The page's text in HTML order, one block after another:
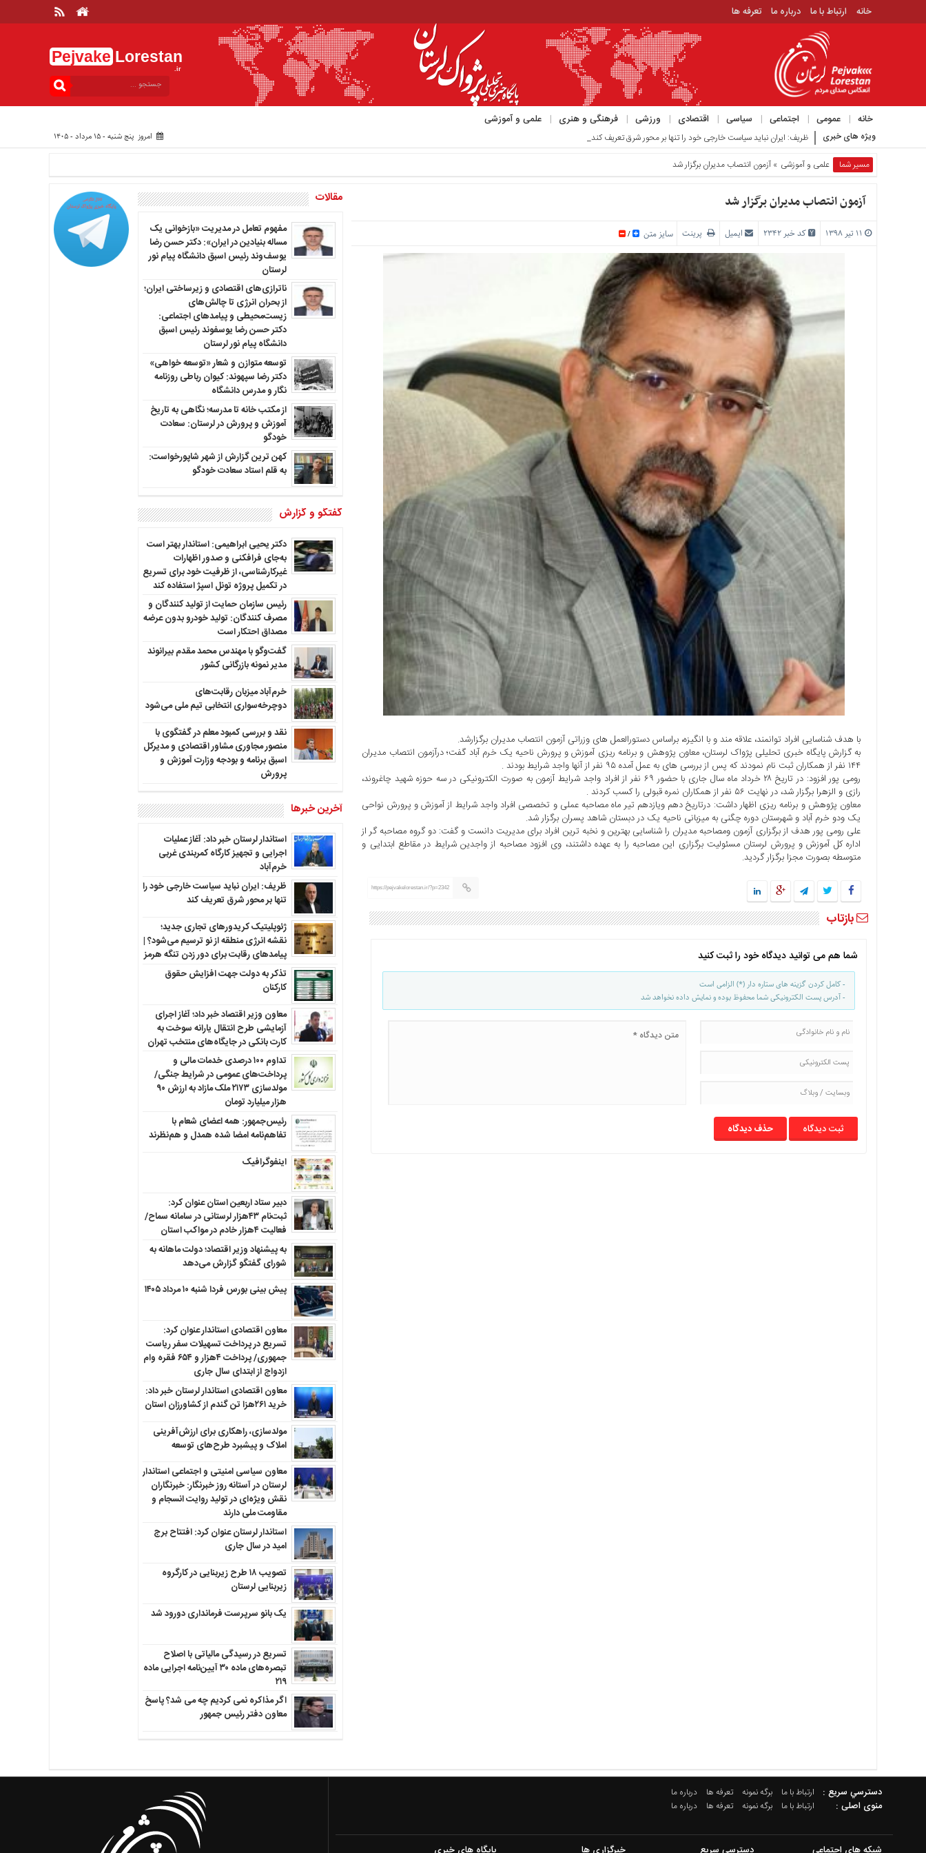
خانه ارتباط با ما درباره ما تعرفه ها
Pejvake Lorestan
.ir
خانه عمومی اجتماعی سیاسی اقتصادی ورزشی فرهنگی و هنری علمی و آموزشی
ارتباط
ویژه های خبری ظریف: ایران نباید سیاست خارجی خود را تنها بر محور شرق تعریف کند_ امروز پنج شنبه - ۱۵ مرداد - ۱۴۰۵
مسیر شما علمی و آموزشی » آزمون انتصاب مدیران برگزار شد
آزمون انتصاب مدیران برگزار شد
کد خبر 2342 ایمیل پرینت سایز متن /
با هدف شناسایی افراد توانمند، علاقه مند و با انگیزه، براساس دستورالعمل های وزراتی آزمون انتصاب مدیران برگزارشد.
به گزارش پایگاه خبری تحلیلی پژواک لرستان، معاون پژوهش و برنامه ریزی آموزش و پرورش ناحیه یک خرم آباد گفت؛ درآزمون انتصاب مدیران
۱۴۴ نفر از همکاران ثبت نام نمودند که پس از بررسی های به عمل آمده ۹۵ نفر از آنها واجد شرایط بودند .
رومی پور افزود: در تاریخ ۲۸ خرداد ماه سال جاری با حضور ۶۹ نفر از افراد واجد شرایط آزمون به صورت الکترونیکی در سه حوزه شهید چاغروند،
رازی و الزهرا برگزار شد، در نهایت ۵۶ نفر از همکاران نمره قبولی را کسب کردند .
معاون پژوهش و برنامه ریزی اظهار داشت: درتاریخ دهم ویازدهم تیر ماه مصاحبه عملی و تخصصی افراد واجد شرایط از آموزش و پرورش نواحی
یک ودو خرم آباد و شهرستان دوره چگنی به میزبانی ناحیه یک در دبستان شاهد پسران برگزار شد.
علی رومی پور هدف از برگزاری آزمون ومصاحبه مدیران را شناسایی بهترین و نخبه ترین افراد برای مدیریت دانست و گفت: دو گروه مصاحبه گر از
اداره کل آموزش و پرورش لرستان مسئولیت برگزاری این مصاحبه را به عهده داشتند، وی افزود مصاحبه از واجدین شرایط در مقاطع ابتدایی و
متوسطه بصورت مجزا برگزار گردید.
https://pejvakelorestan.ir/?p=2342
بازتاب
شما هم می توانید دیدگاه خود را ثبت کنید
- کامل کردن گزینه های ستاره دار (*) الزامی است
- آدرس پست الکترونیکی شما محفوظ بوده و نمایش داده نخواهد شد
حذف دیدگاه
مقالات
مفهوم تعامل در مدیریت «بازخوانی یک
مساله بنیادین در ایران»: دکتر حسن رضا
یوسف‌وند رئیس اسبق دانشگاه پیام نور
لرستان
ناترازی‌های اقتصادی و زیرساختی ایران؛
از بحران انرژی تا چالش‌های
زیست‌محیطی و پیامدهای اجتماعی:
دکتر حسن رضا یوسفوند رئیس اسبق
دانشگاه پیام نور لرستان
توسعه متوازن و شعار «توسعه خواهی»
دکتر رضا سپهوند: کیوان رباطی روزنامه
نگار و مدرس دانشگاه
از مکتب خانه تا مدرسه؛ نگاهی به تاریخ
آموزش و پرورش در لرستان: سعادت
خودگو
کهن ترین گزارش از شهر شاپورخواست:
به قلم استاد سعادت خودگو
گفتگو و گزارش
دکتر یحیی ابراهیمی: استاندار بهتر است
به‌جای فرافکنی و صدور اظهارات
غیرکارشناسی، از ظرفیت خود برای تسریع
در تکمیل پروژه تونل اسپژ استفاده کند
رئیس سازمان حمایت از تولید کنندگان و
مصرف کنندگان: تولید خودرو بدون عرضه
مصداق احتکار است
گفت‌وگو با مهندس محمد مقدم بیرانوند
مدیر نمونه بازرگانی کشور
خرم‌آباد میزبان رقابت‌های
دوچرخه‌سواری انتخابی تیم ملی می‌شود
نقد و بررسی کمبود معلم در گفتگوی با
منصور مجاوری مشاور اقتصادی و مدیرکل
اسبق برنامه و بودجه وزارت آموزش و
پرورش
آخرین خبرها
استاندار لرستان خبر داد: آغاز عملیات
اجرایی و تجهیز کارگاه کمربندی غربی
خرم‌آباد
ظریف: ایران نباید سیاست خارجی خود را
تنها بر محور شرق تعریف کند
ژئوپلیتیک کریدورهای تجاری جدید؛
نقشه انرژی منطقه‌ از نو ترسیم می‌شود؟ |
پیامدهای رقابت برای دور زدن تنگه هرمز
تذکر به دولت جهت افزایش حقوق
کارکنان ‌
معاون وزیر اقتصاد خبر داد؛ آغاز اجرای
آزمایشی طرح انتقال یارانه سوخت به
کارت بانکی در جایگاه‌های منتخب تهران
تداوم ۱۰۰ درصدی خدمات مالی و
پرداخت‌های عمومی در شرایط جنگی/
مولدسازی ۲۱۷۳ ملک مازاد به ارزش ۹۰
هزار میلیارد تومان
رئیس‌جمهور: همه اعضای شعام با
تفاهم‌نامه امضا شده همدل و هم‌نظرند
اینفوگرافیک
دبیر ستاد اربعین استان عنوان کرد:
ثبت‌نام ۴۳هزار لرستانی در سامانه سماح/
فعالیت ۴هزار خادم در مواکب استان
به پیشنهاد وزیر اقتصاد؛ دولت ماهانه به
شورای گفتگو گزارش می‌دهد
پیش بینی بورس فردا شنبه ۱۰ مرداد ۱۴۰۵
معاون اقتصادی استاندار عنوان کرد:
تسریع در پرداخت تسهیلات سفر ریاست
جمهوری/ پرداخت ۴هزار و ۶۵۴ فقره وام
ازدواج از ابتدای سال جاری
معاون اقتصادی استاندار لرستان خبر داد:
خرید ۲۶۱هزا تن گندم از کشاورزان استان
مولدسازی، راهکاری برای ارزش‌آفرینی
املاک و پیشبرد طرح‌های توسعه
معاون سیاسی امنیتی و اجتماعی استاندار
لرستان در آستانه روز خبرنگار: خبرنگاران
نقش ویژه‌ای در تولید روایت انسجام و
مقاومت ملی دارند
استاندار لرستان عنوان کرد: افتتاح برج
امید در سال جاری
تصویب ۱۸ طرح زیربنایی در کارگروه
زیربنایی لرستان
یک بانو سرپرست فرمانداری دورود شد
تسریع در رسیدگی مالیاتی با اصلاح
تبصره‌های ماده ۳۰ آیین‌نامه اجرایی ماده
۲۱۹
اگر مذاکره نمی کردیم چه می شد؟ پاسخ
معاون دفتر رئیس جمهور
دسترسي سريع : ارتباط با ما برگه نمونه تعرفه ها درباره ما
منوی اصلی : ارتباط با ما برگه نمونه تعرفه ها درباره ما
شبکه های اجتماعی دسترسی سریع خبرگزاری ها پایگاه های خبری